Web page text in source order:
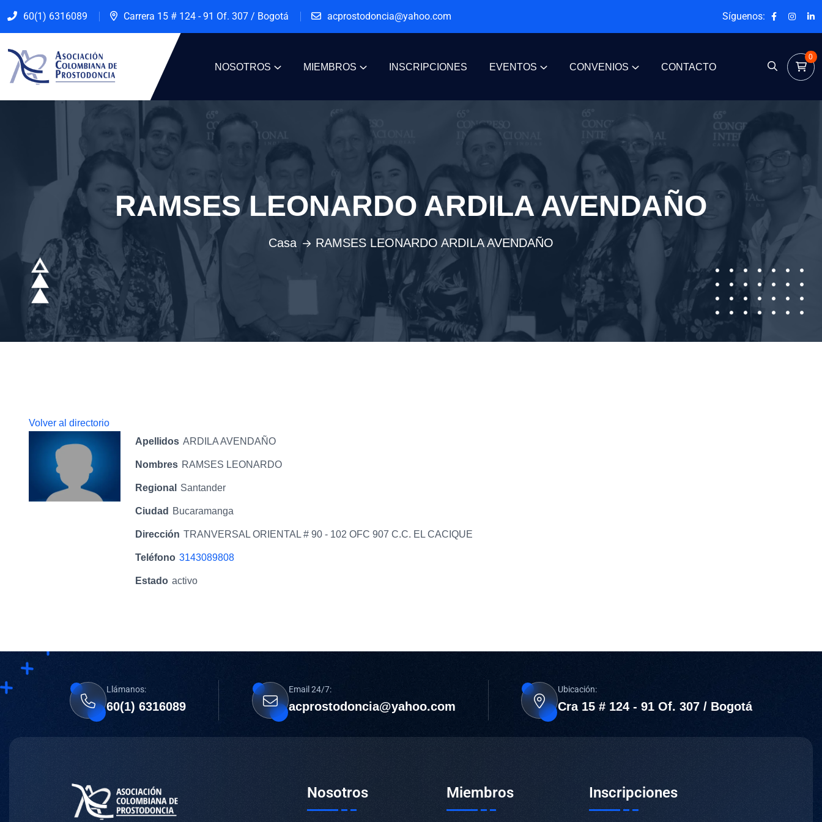
60(1) 6316089 Carrera 15 # 124 - 91 Of. 307 / Bogotá acprostodoncia@yahoo.com Síguenos:
NOSOTROS MIEMBROS INSCRIPCIONES EVENTOS CONVENIOS CONTACTO
0
RAMSES LEONARDO ARDILA AVENDAÑO
Casa RAMSES LEONARDO ARDILA AVENDAÑO
Volver al directorio
Apellidos ARDILA AVENDAÑO
Nombres RAMSES LEONARDO
Regional Santander
Ciudad Bucaramanga
Dirección TRANVERSAL ORIENTAL # 90 - 102 OFC 907 C.C. EL CACIQUE
Teléfono 3143089808
Estado activo
Llámanos:
60(1) 6316089
Email 24/7:
acprostodoncia@yahoo.com
Ubicación:
Cra 15 # 124 - 91 Of. 307 / Bogotá
Nosotros Miembros Inscripciones